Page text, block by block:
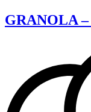
GRANOLA